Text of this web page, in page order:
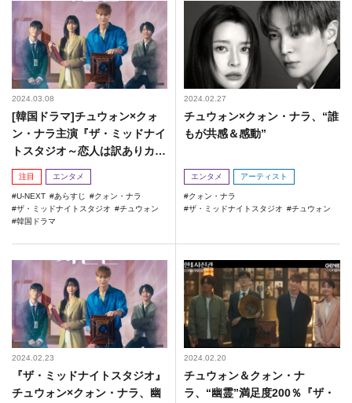
2024.03.08
[韓国ドラマ]チュウォン×クォ
ン・ナラ主演『ザ・ミッドナイ
トスタジオ～恋人は訳ありカメ
ラマン～』
注目 エンタメ
U-NEXT あらすじ
クォン・ナラ
ザ・ミッドナイトスタジオ
チュウォン
韓国ドラマ
2024.02.27
チュウォン×クォン・ナラ、“誰
もが共感＆感動”
エンタメ アーティスト
クォン・ナラ
ザ・ミッドナイトスタジオ
チュウォン
2024.02.23
『ザ・ミッドナイトスタジオ』
チュウォン×クォン・ナラ、幽
2024.02.20
チュウォン＆クォン・ナ
ラ、“幽霊”満足度200％『ザ・